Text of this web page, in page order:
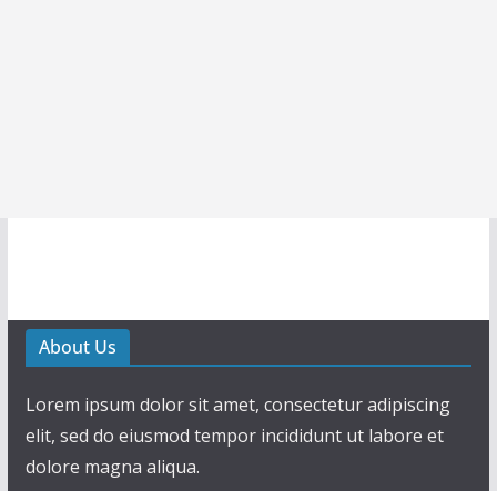
About Us
Lorem ipsum dolor sit amet, consectetur adipiscing
elit, sed do eiusmod tempor incididunt ut labore et
dolore magna aliqua.